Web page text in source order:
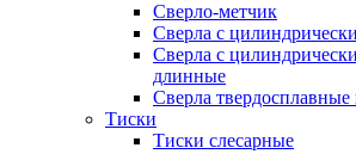
Сверло-метчик
Сверла с
Сверла с
длинные
Сверла
Тиски
Тиски слесарные